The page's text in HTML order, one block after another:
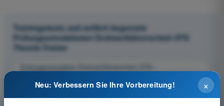
Trainingstests und zeitlich begrenzte
Prüfungssimulationen Drohnenführerschein STS
Theorie-Trainer
Prüfungssimulation Drohnenführerschein STS -
Betriebsverfahren
Übungsquiz Drohnenführerschein STS - Betriebsverfahren
×
Neu: Verbessern Sie Ihre Vorbereitung!